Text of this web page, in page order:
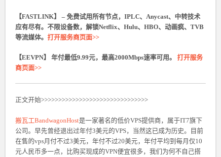
【FASTLINK】 – 免费试用所有节点，IPLC、Anycast、中转技术
应有尽有。不限设备数，解锁Netflix、Hulu、HBO、动画疯、TVB
等流媒体。 打开服务商页面>>
【EEVPN】 年付最低9.99元，最高2000Mbps速率可用。 打开服务
商页面>>
正文开始>>>>>>>>>>>>>>>>>>>>>>>>>>>>>>>
搬瓦工BandwagonHost是一家著名的低价VPS提供商，属于IT7旗下
公司。早先曾经退出过年付3美元的VPS，当然这已成为历史。目前
在售的vps月付不过3美元，年付不过20美元，年付平均到每月仅10
元人民币多一点，比购买现成的VPN便宜很多，我们为何不自己搭